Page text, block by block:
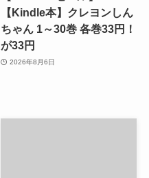
【Kindle本】クレヨンしん
ちゃん 1～30巻 各巻33円！
が33円
2026年8月6日